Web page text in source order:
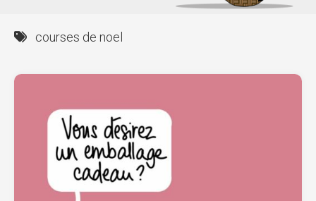
courses de noel